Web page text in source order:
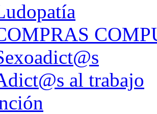
al trabajo